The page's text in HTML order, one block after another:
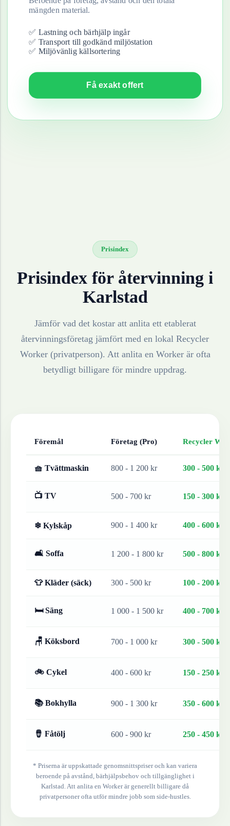
mängden material.
✅ Lastning och bärhjälp ingår
✅ Transport till godkänd miljöstation
✅ Miljövänlig källsortering
Få exakt offert
Prisindex
Prisindex för återvinning i
Karlstad
Jämför vad det kostar att anlita ett etablerat
återvinningsföretag jämfört med en lokal Recycler
Worker (privatperson). Att anlita en Worker är ofta
betydligt billigare för mindre uppdrag.
Föremål Företag (Pro) Recycler
🧺 Tvättmaskin 800 - 1 200 kr 300 - 500 kr
📺 TV 500 - 700 kr 150 - 300 kr
❄ Kylskåp 900 - 1 400 kr 400 - 600 kr
🛋 Soffa 1 200 - 1 800 kr 500 - 800 kr
👕 Kläder (säck) 300 - 500 kr 100 - 200 kr
🛏 Säng 1 000 - 1 500 kr 400 - 700 kr
🪑 Köksbord 700 - 1 000 kr 300 - 500 kr
🚲 Cykel 400 - 600 kr 150 - 250 kr
📚 Bokhylla 900 - 1 300 kr 350 - 600 kr
🪘 Fåtölj 600 - 900 kr 250 - 450 kr
* Priserna är uppskattade genomsnittspriser och kan variera
beroende på avstånd, bärhjälpsbehov och tillgänglighet i
Karlstad. Att anlita en Worker är generellt billigare då
privatpersoner ofta utför mindre jobb som side-hustles.